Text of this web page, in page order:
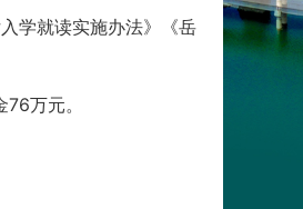
学就读实施办法》《岳
万元。